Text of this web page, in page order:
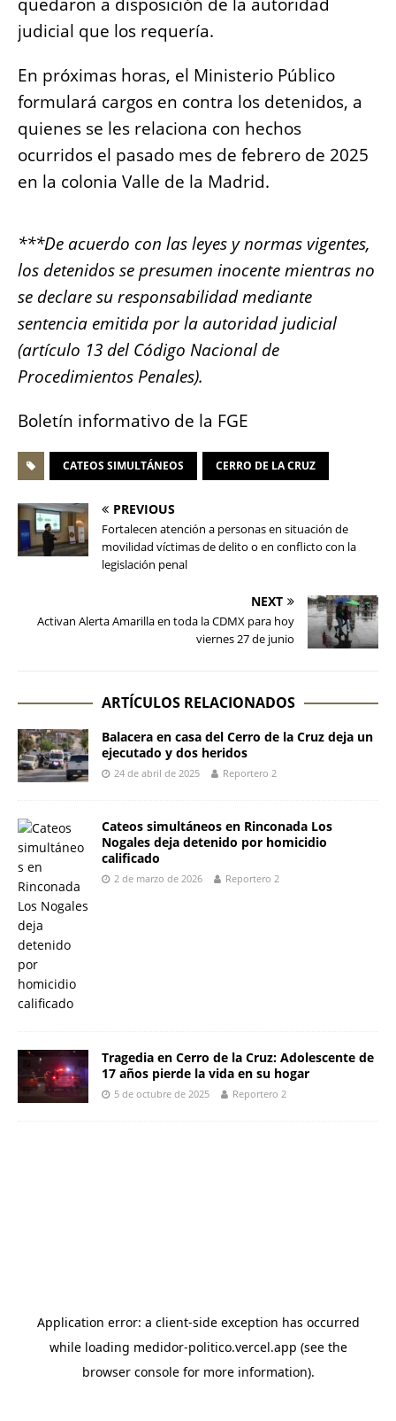
judicial que los requería.
En próximas horas, el Ministerio Público
formulará cargos en contra los detenidos, a
quienes se les relaciona con hechos
ocurridos el pasado mes de febrero de 2025
en la colonia Valle de la Madrid.
***De acuerdo con las leyes y normas vigentes,
los detenidos se presumen inocente mientras no
se declare su responsabilidad mediante
sentencia emitida por la autoridad judicial
(artículo 13 del Código Nacional de
Procedimientos Penales).
Boletín informativo de la FGE
CATEOS SIMULTÁNEOS CERRO DE LA CRUZ
PREVIOUS
Fortalecen atención a personas en situación de
movilidad víctimas de delito o en conflicto con la
legislación penal
NEXT
Activan Alerta Amarilla en toda la CDMX para hoy
viernes 27 de junio
ARTÍCULOS RELACIONADOS
Balacera en casa del Cerro de la Cruz deja un
ejecutado y dos heridos
24 de abril de 2025 Reportero 2
Cateos simultáneos en Rinconada Los
Nogales deja detenido por homicidio
calificado
2 de marzo de 2026 Reportero 2
Tragedia en Cerro de la Cruz: Adolescente de
17 años pierde la vida en su hogar
5 de octubre de 2025 Reportero 2